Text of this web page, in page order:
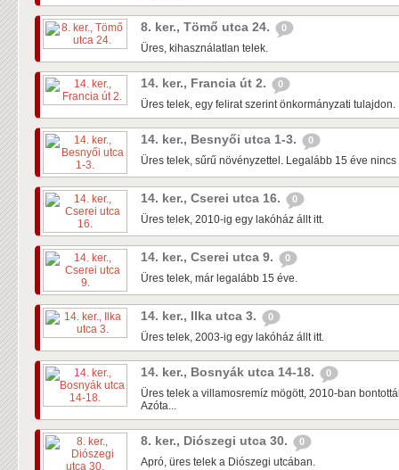
8. ker., Tömő utca 24. 0
Üres, kihasználatlan telek.
14. ker., Francia út 2. 0
Üres telek, egy felirat szerint önkormányzati tulajdon.
14. ker., Besnyői utca 1-3. 0
Üres telek, sűrű növényzettel. Legalább 15 éve
14. ker., Cserei utca 16. 0
Üres telek, 2010-ig egy lakóház állt itt.
14. ker., Cserei utca 9. 0
Üres telek, már legalább 15 éve.
14. ker., Ilka utca 3. 0
Üres telek, 2003-ig egy lakóház állt itt.
14. ker., Bosnyák utca 14-18. 0
Üres telek a villamosremíz mögött, 2010-ban
Azóta...
8. ker., Diószegi utca 30. 0
Apró, üres telek a Diószegi utcában.